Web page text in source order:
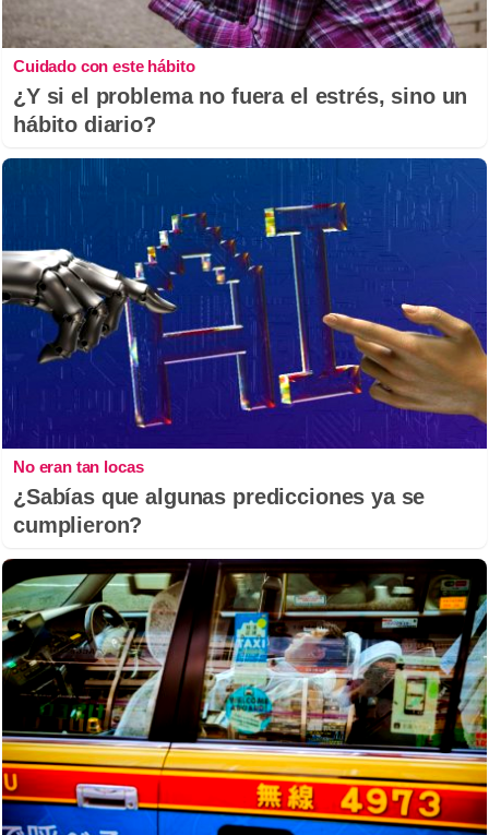
Cuidado con este hábito
¿Y si el problema no fuera el estrés, sino un
hábito diario?
No eran tan locas
¿Sabías que algunas predicciones ya se
cumplieron?